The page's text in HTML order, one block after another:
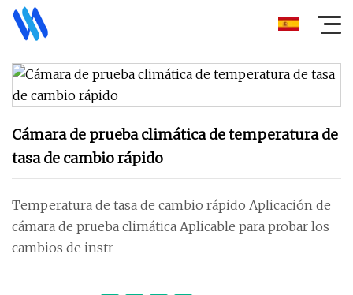
Cámara de prueba climática de temperatura de
tasa de cambio rápido
Temperatura de tasa de cambio rápido Aplicación de
cámara de prueba climática Aplicable para probar los
cambios de instr